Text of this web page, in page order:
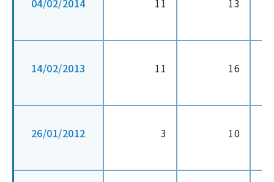
04/02/2014 11 13
14/02/2013 11 16
26/01/2012 3 10